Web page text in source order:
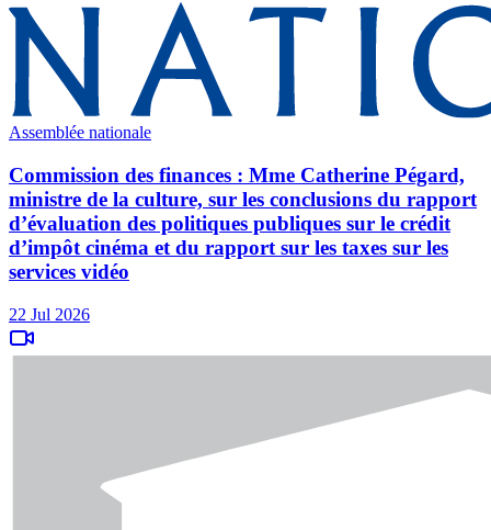
Assemblée nationale
Commission des finances : Mme Catherine Pégard,
ministre de la culture, sur les conclusions du rapport
d’évaluation des politiques publiques sur le crédit
d’impôt cinéma et du rapport sur les taxes sur les
services vidéo
22 Jul 2026